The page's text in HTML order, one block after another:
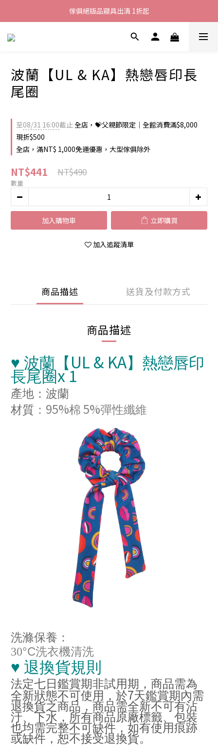
加入LINE好友就送您200元折價卷
傢俱絕版品寢具出清 1折起
全館滿$8000現折$500
波蘭【UL & KA】熱戀唇印長
尾圈
至08/31 16:00截止全店，💝父親節限定｜全館消費滿$8,000
現折$500
全店，滿NT$ 1,000免運優惠，大型傢俱除外
NT$441 NT$490
數量
加入購物車 立即購買
加入追蹤清單
商品描述 送貨及付款方式
商品描述
♥ 波蘭【 UL & KA】熱戀唇印
長尾圈x 1
產地：波蘭
材質 ： 95%棉 5%彈性纖維
洗滌保養：
30°C洗衣機清洗
♥ 退換貨規則
法定七日鑑賞期非試用期，商品需為
全新狀態不可使用，於7天鑑賞期內需
退換貨之商品，商品需全新不可有沾
汙、下水，所有商品原廠標籤、包裝
也均需完整不可缺件，如有使用痕跡
或缺件，恕不接受退換貨。